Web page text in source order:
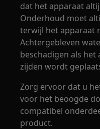
dat het apparaat
Onderhoud moet
terwijl het apparaat
Achtergebleven
beschadigen als het
zijden wordt
Zorg ervoor dat u
voor het beoogde
compatibel
product.